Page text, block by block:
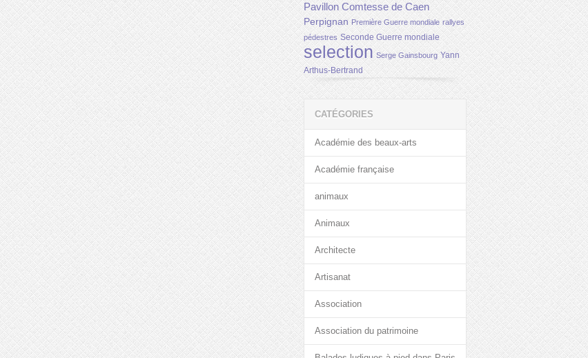
Pavillon Comtesse de Caen
Perpignan Première Guerre mondiale rallyes
pédestres Seconde Guerre mondiale
selection Serge Gainsbourg Yann
Arthus-Bertrand
CATÉGORIES
Académie des beaux-arts
Académie française
animaux
Animaux
Architecte
Artisanat
Association
Association du patrimoine